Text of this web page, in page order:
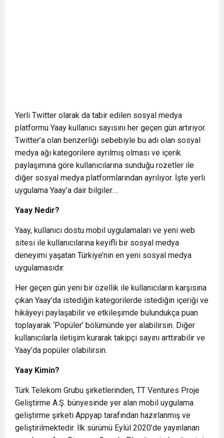
Yerli Twitter olarak da tabir edilen sosyal medya
platformu Yaay kullanıcı sayısını her geçen gün artırıyor.
Twitter’a olan benzerliği sebebiyle bu adı olan sosyal
medya ağı kategorilere ayrılmış olması ve içerik
paylaşımına göre kullanıcılarına sunduğu rozetler ile
diğer sosyal medya platformlarından ayrılıyor. İşte yerli
uygulama Yaay’a dair bilgiler….
Yaay Nedir?
Yaay, kullanıcı dostu mobil uygulamaları ve yeni web
sitesi ile kullanıcılarına keyifli bir sosyal medya
deneyimi yaşatan Türkiye’nin en yeni sosyal medya
uygulamasıdır.
Her geçen gün yeni bir özellik ile kullanıcıların karşısına
çıkan Yaay’da istediğin kategorilerde istediğin içeriği ve
hikâyeyi paylaşabilir ve etkileşimde bulundukça puan
toplayarak ‘Popüler’ bölümünde yer alabilirsin. Diğer
kullanıcılarla iletişim kurarak takipçi sayını arttırabilir ve
Yaay’da popüler olabilirsin.​
Yaay Kimin?
Türk Telekom Grubu şirketlerinden, TT Ventures Proje
Geliştirme A.Ş. bünyesinde yer alan mobil uygulama
geliştirme şirketi Appyap tarafından hazırlanmış ve
geliştirilmektedir. İlk sürümü Eylül 2020’de yayınlanan